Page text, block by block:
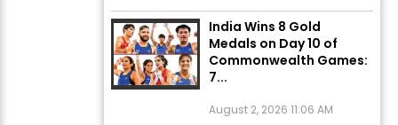
India Wins 8 Gold
Medals on Day 10 of
Commonwealth Games:
7...